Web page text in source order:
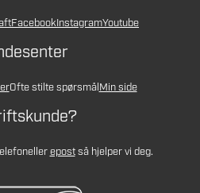
FacebookInstagramYoutube
Ofte stilte spørsmålMin side
ellerepostså hjelper vi deg.